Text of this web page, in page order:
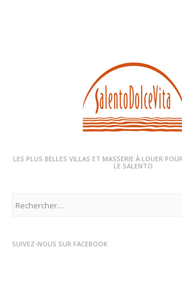
LES PLUS BELLES VILLAS ET MASSERIE À LOUER
LE SALENTO
SUIVEZ-NOUS SUR FACEBOOK